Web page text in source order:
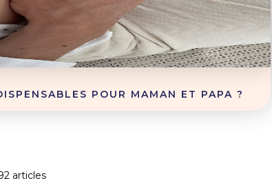
POUR MAMAN ET PAPA ?
articles